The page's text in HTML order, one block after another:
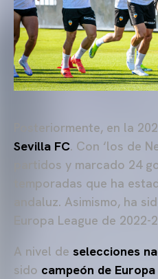
Posteriormente, en la
Sevilla FC. Con ‘los de
partidos y marcado 24
temporadas que ha
andaluz. Asimismo, ha
Europa League de 2022-
A nivel de selecciones
sido campeón de